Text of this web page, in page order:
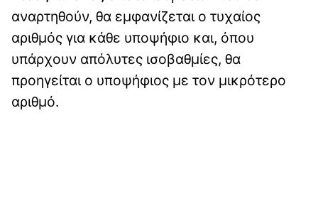
αναρτηθούν, θα εμφανίζεται ο τυχαίος
αριθμός για κάθε υποψήφιο και, όπου
υπάρχουν απόλυτες ισοβαθμίες, θα
προηγείται ο υποψήφιος με τον μικρότερο
αριθμό.